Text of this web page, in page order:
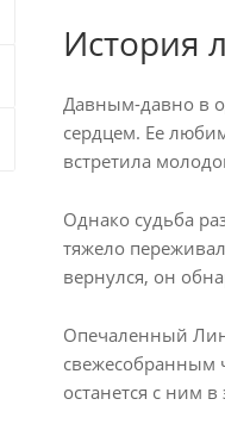
История
Давным-давно в
сердцем. Ее
встретила
Однако судьба
тяжело
вернулся, он
Опечаленный
свежесобранным
останется с ним в